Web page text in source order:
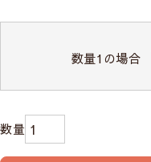
数量1の場合